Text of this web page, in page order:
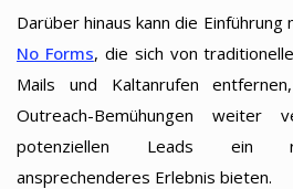
Darüber hinaus kann die
No Forms, die sich von
Mails und Kaltanrufen
Outreach-Bemühungen weiter
potenziellen Leads ein
ansprechenderes Erlebnis bieten.